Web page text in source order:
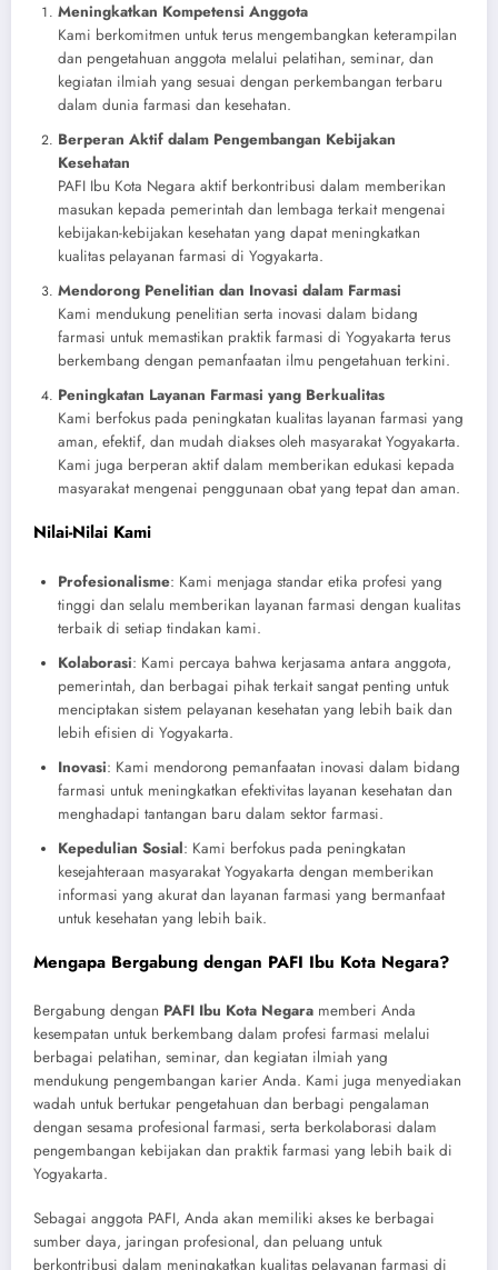
Meningkatkan Kompetensi Anggota
Kami berkomitmen untuk terus mengembangkan keterampilan
dan pengetahuan anggota melalui pelatihan, seminar, dan
kegiatan ilmiah yang sesuai dengan perkembangan terbaru
dalam dunia farmasi dan kesehatan.
Berperan Aktif dalam Pengembangan Kebijakan
Kesehatan
PAFI Ibu Kota Negara aktif berkontribusi dalam memberikan
masukan kepada pemerintah dan lembaga terkait mengenai
kebijakan-kebijakan kesehatan yang dapat meningkatkan
kualitas pelayanan farmasi di Yogyakarta.
Mendorong Penelitian dan Inovasi dalam Farmasi
Kami mendukung penelitian serta inovasi dalam bidang
farmasi untuk memastikan praktik farmasi di Yogyakarta terus
berkembang dengan pemanfaatan ilmu pengetahuan terkini.
Peningkatan Layanan Farmasi yang Berkualitas
Kami berfokus pada peningkatan kualitas layanan farmasi yang
aman, efektif, dan mudah diakses oleh masyarakat Yogyakarta.
Kami juga berperan aktif dalam memberikan edukasi kepada
masyarakat mengenai penggunaan obat yang tepat dan aman.
Nilai-Nilai Kami
Profesionalisme: Kami menjaga standar etika profesi yang
tinggi dan selalu memberikan layanan farmasi dengan kualitas
terbaik di setiap tindakan kami.
Kolaborasi: Kami percaya bahwa kerjasama antara anggota,
pemerintah, dan berbagai pihak terkait sangat penting untuk
menciptakan sistem pelayanan kesehatan yang lebih baik dan
lebih efisien di Yogyakarta.
Inovasi: Kami mendorong pemanfaatan inovasi dalam bidang
farmasi untuk meningkatkan efektivitas layanan kesehatan dan
menghadapi tantangan baru dalam sektor farmasi.
Kepedulian Sosial: Kami berfokus pada peningkatan
kesejahteraan masyarakat Yogyakarta dengan memberikan
informasi yang akurat dan layanan farmasi yang bermanfaat
untuk kesehatan yang lebih baik.
Mengapa Bergabung dengan PAFI Ibu Kota Negara?
Bergabung dengan PAFI Ibu Kota Negara memberi Anda
kesempatan untuk berkembang dalam profesi farmasi melalui
berbagai pelatihan, seminar, dan kegiatan ilmiah yang
mendukung pengembangan karier Anda. Kami juga menyediakan
wadah untuk bertukar pengetahuan dan berbagi pengalaman
dengan sesama profesional farmasi, serta berkolaborasi dalam
pengembangan kebijakan dan praktik farmasi yang lebih baik di
Yogyakarta.
Sebagai anggota PAFI, Anda akan memiliki akses ke berbagai
sumber daya, jaringan profesional, dan peluang untuk
berkontribusi dalam meningkatkan kualitas pelayanan farmasi di